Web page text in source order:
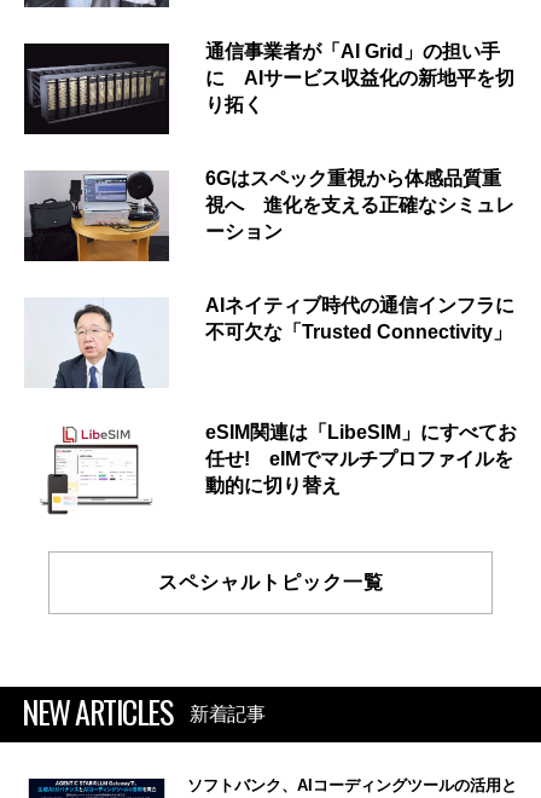
通信事業者が「AI Grid」の担い手
に AIサービス収益化の新地平を切
り拓く
6Gはスペック重視から体感品質重
視へ 進化を支える正確なシミュレ
ーション
AIネイティブ時代の通信インフラに
不可欠な「Trusted Connectivity」
eSIM関連は「LibeSIM」にすべてお
任せ! eIMでマルチプロファイルを
動的に切り替え
スペシャルトピック一覧
NEW ARTICLES 新着記事
ソフトバンク、AIコーディングツールの活用と